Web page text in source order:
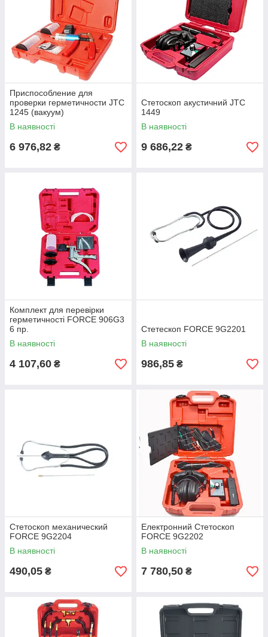
Приспособление для
проверки герметичности JTC
1245 (вакуум)
В наявності
6 976,82 ₴
Стетоскоп акустичний JTC
1449
В наявності
9 686,22 ₴
Комплект для перевірки
герметичності FORCE 906G3
6 пр.
В наявності
4 107,60 ₴
Стетескоп FORCE 9G2201
В наявності
986,85 ₴
Стетоскоп механический
FORCE 9G2204
В наявності
490,05 ₴
Електронний Стетоскоп
FORCE 9G2202
В наявності
7 780,50 ₴